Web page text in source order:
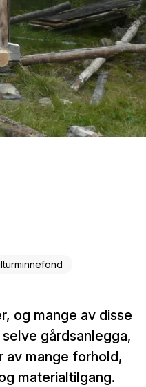
og mange av disse
gårdsanlegga,
av mange forhold,
materialtilgang.